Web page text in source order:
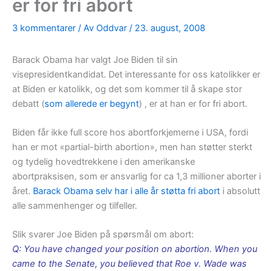
er for fri abort
3 kommentarer / Av Oddvar / 23. august, 2008
Barack Obama har valgt Joe Biden til sin
visepresidentkandidat. Det interessante for oss katolikker er
at Biden er katolikk, og det som kommer til å skape stor
debatt (som allerede er begynt) , er at han er for fri abort.
Biden får ikke full score hos abortforkjemerne i USA, fordi
han er mot «partial-birth abortion», men han støtter sterkt
og tydelig hovedtrekkene i den amerikanske
abortpraksisen, som er ansvarlig for ca 1,3 millioner aborter i
året. Barack Obama selv har i alle år støtta fri abort i absolutt
alle sammenhenger og tilfeller.
Slik svarer Joe Biden på spørsmål om abort:
Q: You have changed your position on abortion. When you
came to the Senate, you believed that Roe v. Wade was